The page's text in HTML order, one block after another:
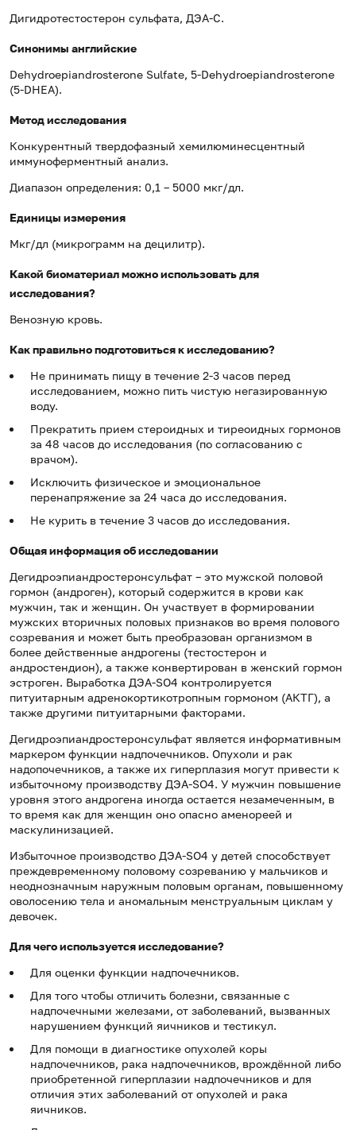
Дигидротестостерон сульфата, ДЭА-С.
Синонимы английские
Dehydroepiandrosterone Sulfate, 5-Dehydroepiandrosterone
(5-DHEA).
Метод исследования
Конкурентный твердофазный хемилюминесцентный
иммуноферментный анализ.
Диапазон определения: 0,1 – 5000 мкг/дл.
Единицы измерения
Мкг/дл (микрограмм на децилитр).
Какой биоматериал можно использовать для
исследования?
Венозную кровь.
Как правильно подготовиться к исследованию?
Не принимать пищу в течение 2-3 часов перед
исследованием, можно пить чистую негазированную
воду.
Прекратить прием стероидных и тиреоидных гормонов
за 48 часов до исследования (по согласованию с
врачом).
Исключить физическое и эмоциональное
перенапряжение за 24 часа до исследования.
Не курить в течение 3 часов до исследования.
Общая информация об исследовании
Дегидроэпиандростеронсульфат – это мужской половой
гормон (андроген), который содержится в крови как
мужчин, так и женщин. Он участвует в формировании
мужских вторичных половых признаков во время полового
созревания и может быть преобразован организмом в
более действенные андрогены (тестостерон и
андростендион), а также конвертирован в женский гормон
эстроген. Выработка ДЭА-SO4 контролируется
питуитарным адренокортикотропным гормоном (АКТГ), а
также другими питуитарными факторами.
Дегидроэпиандростеронсульфат является информативным
маркером функции надпочечников. Опухоли и рак
надопочечников, а также их гиперплазия могут привести к
избыточному производству ДЭА-SO4. У мужчин повышение
уровня этого андрогена иногда остается незамеченным, в
то время как для женщин оно опасно аменореей и
маскулинизацией.
Избыточное производство ДЭА-SO4 у детей способствует
преждевременному половому созреванию у мальчиков и
неоднозначным наружным половым органам, повышенному
оволосению тела и аномальным менструальным циклам у
девочек.
Для чего используется исследование?
Для оценки функции надпочечников.
Для того чтобы отличить болезни, связанные с
надпочечными железами, от заболеваний, вызванных
нарушением функций яичников и тестикул.
Для помощи в диагностике опухолей коры
надпочечников, рака надпочечников, врождённой либо
приобретенной гиперплазии надпочечников и для
отличия этих заболеваний от опухолей и рака
яичников.